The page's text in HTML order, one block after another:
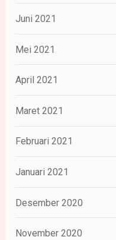
Juni 2021
Mei 2021
April 2021
Maret 2021
Februari 2021
Januari 2021
Desember 2020
November 2020